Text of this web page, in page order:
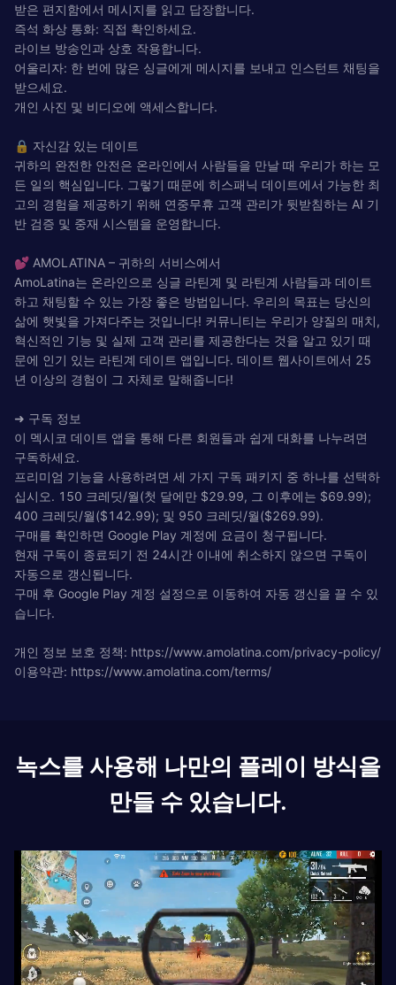
받은 편지함에서 메시지를 읽고 답장합니다.
즉석 화상 통화: 직접 확인하세요.
라이브 방송인과 상호 작용합니다.
어울리자: 한 번에 많은 싱글에게 메시지를 보내고 인스턴트 채팅을
받으세요.
개인 사진 및 비디오에 액세스합니다.
🔒 자신감 있는 데이트
귀하의 완전한 안전은 온라인에서 사람들을 만날 때 우리가 하는 모
든 일의 핵심입니다. 그렇기 때문에 히스패닉 데이트에서 가능한 최
고의 경험을 제공하기 위해 연중무휴 고객 관리가 뒷받침하는 AI 기
반 검증 및 중재 시스템을 운영합니다.
💕 AMOLATINA – 귀하의 서비스에서
AmoLatina는 온라인으로 싱글 라틴계 및 라틴계 사람들과 데이트
하고 채팅할 수 있는 가장 좋은 방법입니다. 우리의 목표는 당신의
삶에 햇빛을 가져다주는 것입니다! 커뮤니티는 우리가 양질의 매치,
혁신적인 기능 및 실제 고객 관리를 제공한다는 것을 알고 있기 때
문에 인기 있는 라틴계 데이트 앱입니다. 데이트 웹사이트에서 25
년 이상의 경험이 그 자체로 말해줍니다!
➜ 구독 정보
이 멕시코 데이트 앱을 통해 다른 회원들과 쉽게 대화를 나누려면
구독하세요.
프리미엄 기능을 사용하려면 세 가지 구독 패키지 중 하나를 선택하
십시오. 150 크레딧/월(첫 달에만 $29.99, 그 이후에는 $69.99);
400 크레딧/월($142.99); 및 950 크레딧/월($269.99).
구매를 확인하면 Google Play 계정에 요금이 청구됩니다.
현재 구독이 종료되기 전 24시간 이내에 취소하지 않으면 구독이
자동으로 갱신됩니다.
구매 후 Google Play 계정 설정으로 이동하여 자동 갱신을 끌 수 있
습니다.
개인 정보 보호 정책: https://www.amolatina.com/privacy-policy/
이용약관: https://www.amolatina.com/terms/
녹스를 사용해 나만의 플레이 방식을
만들 수 있습니다.